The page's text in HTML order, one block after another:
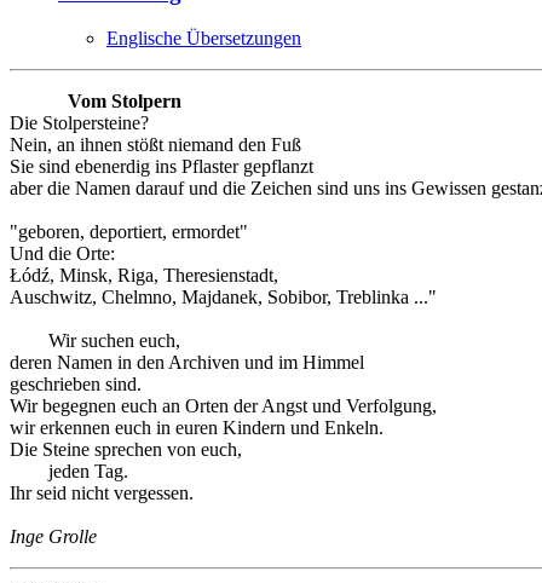
Englische Übersetzungen
Vom Stolpern
Die Stolpersteine?
Nein, an ihnen stößt niemand den Fuß
Sie sind ebenerdig ins Pflaster gepflanzt
aber die Namen darauf und die Zeichen sind uns ins Gewissen
"geboren, deportiert, ermordet"
Und die Orte:
Łódź, Minsk, Riga, Theresienstadt,
Auschwitz, Chelmno, Majdanek, Sobibor, Treblinka ..."
Wir suchen euch,
deren Namen in den Archiven und im Himmel
geschrieben sind.
Wir begegnen euch an Orten der Angst und Verfolgung,
wir erkennen euch in euren Kindern und Enkeln.
Die Steine sprechen von euch,
jeden Tag.
Ihr seid nicht vergessen.
Inge Grolle